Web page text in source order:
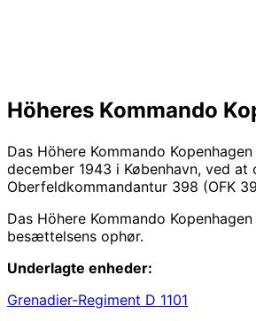
Höheres Kommando
Das Höhere Kommando
december 1943 i København, ved at
Oberfeldkommandantur 398 (OFK
Das Höhere Kommando
besættelsens ophør.
Underlagte enheder:
Grenadier-Regiment D 1101